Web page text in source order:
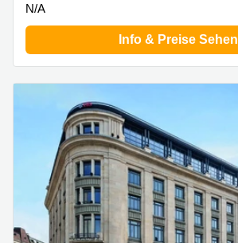
N/A
Info & Preise Sehen